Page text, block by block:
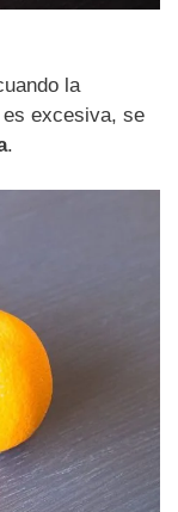
la
excesiva, se
.